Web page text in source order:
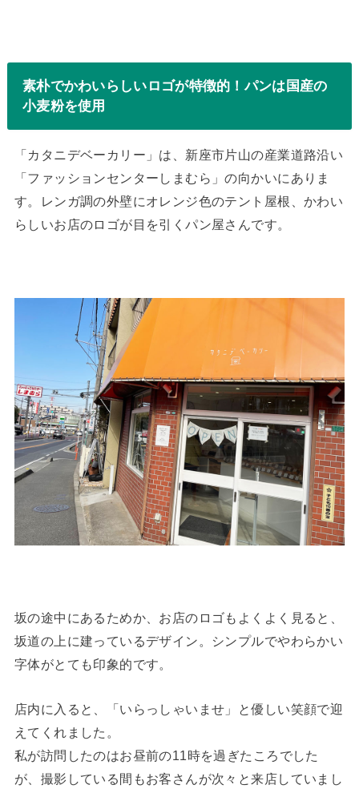
素朴でかわいらしいロゴが特徴的！パンは国産の
小麦粉を使用
「カタニデベーカリー」は、新座市片山の産業道路沿い
「ファッションセンターしまむら」の向かいにありま
す。レンガ調の外壁にオレンジ色のテント屋根、かわい
らしいお店のロゴが目を引くパン屋さんです。
坂の途中にあるためか、お店のロゴもよくよく見ると、
坂道の上に建っているデザイン。シンプルでやわらかい
字体がとても印象的です。
店内に入ると、「いらっしゃいませ」と優しい笑顔で迎
えてくれました。
私が訪問したのはお昼前の11時を過ぎたころでした
が、撮影している間もお客さんが次々と来店していまし